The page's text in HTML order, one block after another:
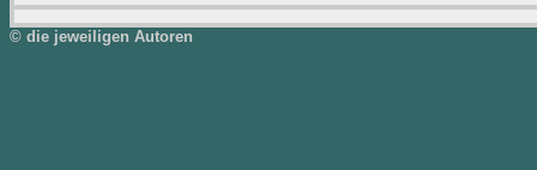
© die jeweiligen Autoren